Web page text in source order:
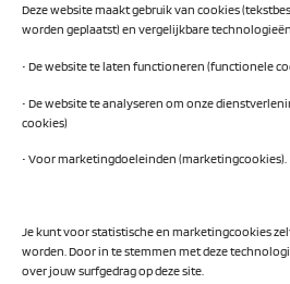
Deze website maakt gebruik van cookies
worden geplaatst) en vergelijkbare
• De website te laten functioneren (functionele
• De website te analyseren om onze
cookies)
• Voor marketingdoeleinden (marketingcookies).
Je kunt voor statistische en marketingcookies
worden. Door in te stemmen met deze
over jouw surfgedrag op deze site.
AI Readiness Scan
Traineeship SN Data & AI
Projecten
Niemeyer Campus